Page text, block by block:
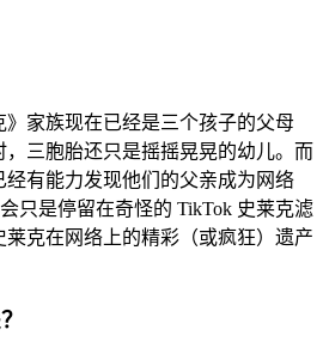
家族现在已经是三个孩子的父母
三胞胎还只是摇摇晃晃的幼儿。而
有能力发现他们的父亲成为网络
只是停留在奇怪的 TikTok 史莱克滤
克在网络上的精彩（或疯狂）遗产